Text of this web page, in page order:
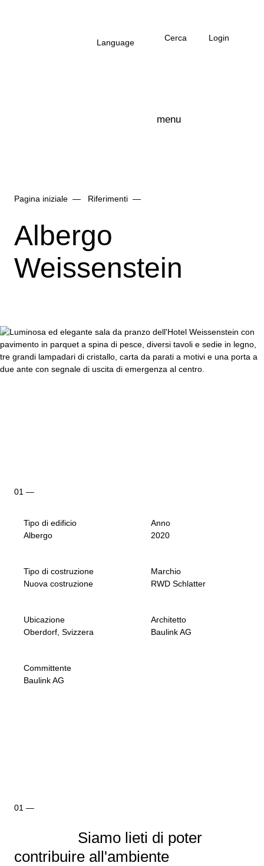
Language Cerca Login
menu
Pagina iniziale Riferimenti
Albergo
Weissenstein
Tipo di edificio
Albergo
Anno
2020
Tipo di costruzione
Nuova costruzione
Marchio
RWD Schlatter
Ubicazione
Oberdorf, Svizzera
Architetto
Baulink AG
Committente
Baulink AG
Siamo lieti di poter
contribuire all'ambiente